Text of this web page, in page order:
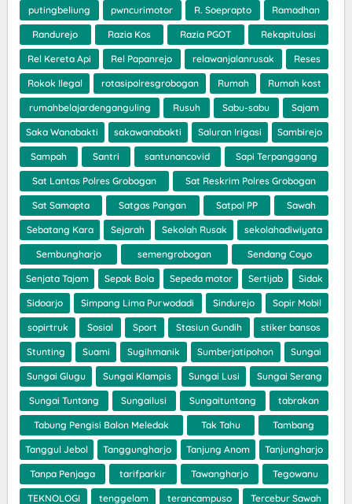
putingbeliung pwncurimotor R. Soeprapto Ramadhan
Randurejo Razia Kos Razia PGOT Rekapitulasi
Rel Kereta Api Rel Papanrejo relawanjalanrusak Reses
Rokok Ilegal rotasipolresgrobogan Rumah Rumah kost
rumahbelajardenganguling Rusuh Sabu-sabu Sajam
Saka Wanabakti sakawanabakti Saluran Irigasi Sambirejo
Sampah Santri santunancovid Sapi Terpanggang
Sat Lantas Polres Grobogan Sat Reskrim Polres Grobogan
Sat Samapta Satgas Pangan Satpol PP Sawah
Sebatang Kara Sejarah Sekolah Rusak sekolahadiwiyata
Sembungharjo semengrobogan Sendang Coyo
Senjata Tajam Sepak Bola Sepeda motor Sertijab Sidak
Sidoarjo Simpang Lima Purwodadi Sindurejo Sopir Mobil
sopirtruk Sosial Sport Stasiun Gundih stiker bansos
Stunting Suami Sugihmanik Sumberjatipohon Sungai
Sungai Glugu Sungai Klampis Sungai Lusi Sungai Serang
Sungai Tuntang Sungailusi Sungaituntang tabrakan
Tabung Pengisi Balon Meledak Tak Tahu Tambang
Tanggul Jebol Tanggungharjo Tanjung Anom Tanjungharjo
Tanpa Penjaga tarifparkir Tawangharjo Tegowanu
TEKNOLOGI tenggelam terancampuso Tercebur Sawah